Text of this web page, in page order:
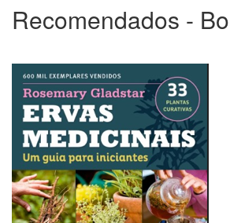
Recomendados -